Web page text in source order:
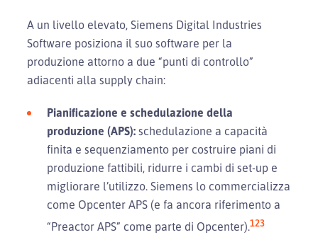
A un livello elevato, Siemens Digital Industries
Software posiziona il suo software per la
produzione attorno a due “punti di controllo”
adiacenti alla supply chain:
Pianificazione e schedulazione della
produzione (APS): schedulazione a capacità
finita e sequenziamento per costruire piani di
produzione fattibili, ridurre i cambi di set-up e
migliorare l’utilizzo. Siemens lo commercializza
come Opcenter APS (e fa ancora riferimento a
“Preactor APS” come parte di Opcenter).123